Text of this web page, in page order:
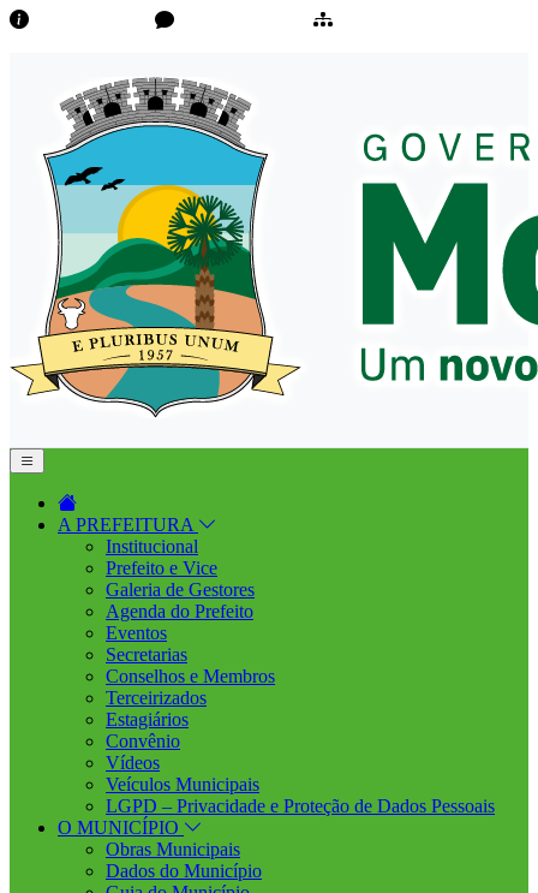
A PREFEITURA
Institucional
Prefeito e Vice
Galeria de Gestores
Agenda do Prefeito
Eventos
Secretarias
Conselhos e Membros
Terceirizados
Estagiários
Convênio
Vídeos
Veículos Municipais
LGPD – Privacidade e Proteção de Dados Pessoais
O MUNICÍPIO
Obras Municipais
Dados do Município